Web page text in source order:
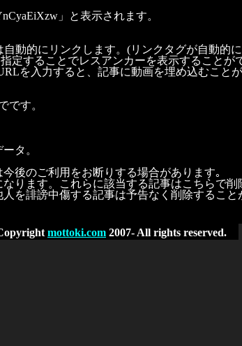
」と表示されます。
動的にリンクします。(リンクタグが自動的
定することでレスアンカーを表示することが
を入力すると、記事に動画を埋め込むことが
です。
タ。
後のご利用をお断りする場合があります｡
ります。これらに該当する記事はこちらで削
を誹謗中傷する記事は予告なく削除すること
mottoki.com 2007- All rights reserved.